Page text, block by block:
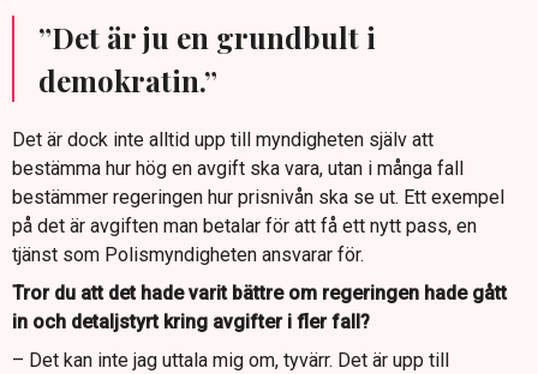
”Det är ju en grundbult i
demokratin.”
Det är dock inte alltid upp till myndigheten själv att
bestämma hur hög en avgift ska vara, utan i många fall
bestämmer regeringen hur prisnivån ska se ut. Ett exempel
på det är avgiften man betalar för att få ett nytt pass, en
tjänst som Polismyndigheten ansvarar för.
Tror du att det hade varit bättre om regeringen hade gått
in och detaljstyrt kring avgifter i fler fall?
– Det kan inte jag uttala mig om, tyvärr. Det är upp till